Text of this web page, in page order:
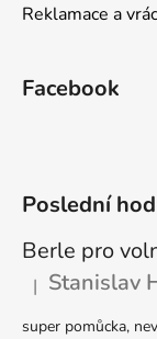
Reklamace a
Facebook
Poslední
Berle pro
Hodnocení
| Stanislav
super pomůcka,